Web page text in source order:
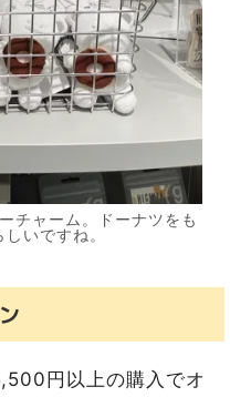
チャーム。ドーナツをも
いですね。
円以上の購入でオ